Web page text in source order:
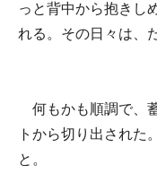
っと背中から抱きし
れる。その日々は、
何もかも順調で、
トから切り出された
と。